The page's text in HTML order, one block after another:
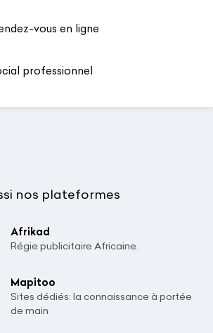
vous en ligne
professionnel
nos plateformes
Afrikad
Régie publicitaire Africaine.
Mapitoo
Sites dédiés: la connaissance à portée
de main